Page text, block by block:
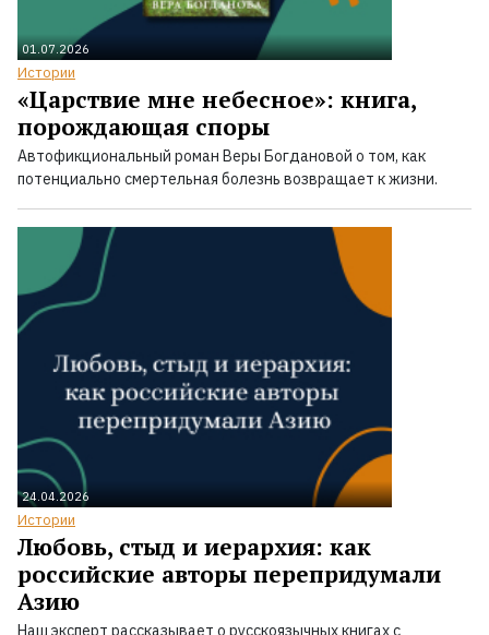
01.07.2026
Истории
«Царствие мне небесное»: книга,
порождающая споры
Автофикциональный роман Веры Богдановой о том, как
потенциально смертельная болезнь возвращает к жизни.
24.04.2026
Истории
Любовь, стыд и иерархия: как
российские авторы перепридумали
Азию
Наш эксперт рассказывает о русскоязычных книгах с